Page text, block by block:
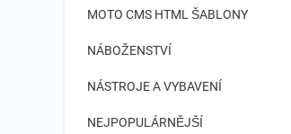
MOTO CMS HTML ŠABLONY
NÁBOŽENSTVÍ
NÁSTROJE A VYBAVENÍ
NEJPOPULÁRNĚJŠÍ